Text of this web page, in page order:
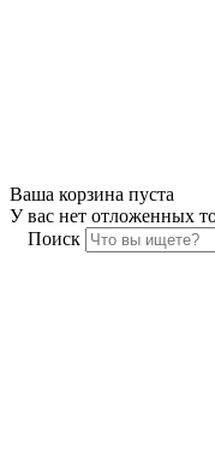
Ваша корзина пуста
У вас нет отложенных
Поиск